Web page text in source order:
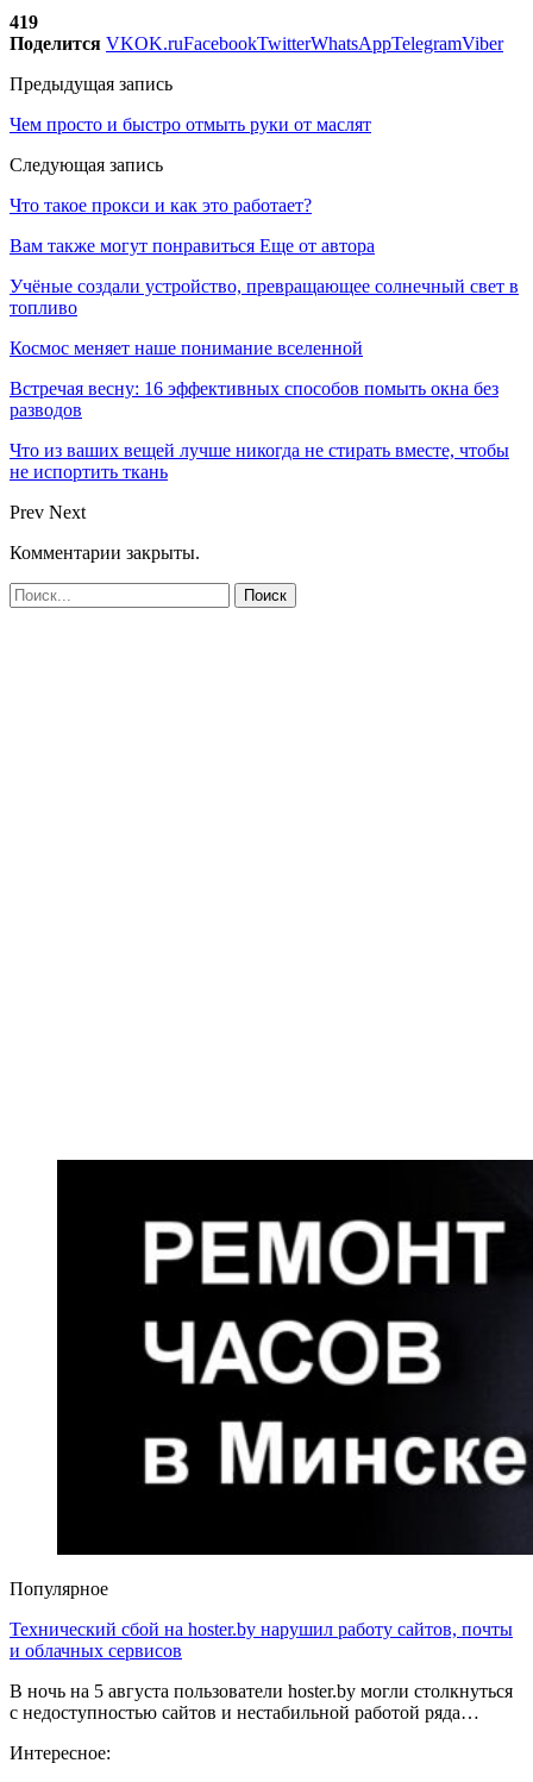
419
Поделится VKOK.ruFacebookTwitterWhatsAppTelegramViber
Предыдущая запись
Чем просто и быстро отмыть руки от маслят
Следующая запись
Что такое прокси и как это работает?
Вам также могут понравиться Еще от автора
Учёные создали устройство, превращающее солнечный свет в
топливо
Космос меняет наше понимание вселенной
Встречая весну: 16 эффективных способов помыть окна без
разводов
Что из ваших вещей лучше никогда не стирать вместе, чтобы
не испортить ткань
Prev Next
Комментарии закрыты.
Популярное
Технический сбой на hoster.by нарушил работу сайтов, почты
и облачных сервисов
В ночь на 5 августа пользователи hoster.by могли столкнуться
с недоступностью сайтов и нестабильной работой ряда…
Интересное: